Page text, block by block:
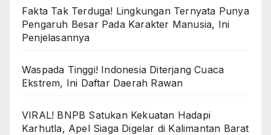
Fakta Tak Terduga! Lingkungan Ternyata Punya
Pengaruh Besar Pada Karakter Manusia, Ini
Penjelasannya
Waspada Tinggi! Indonesia Diterjang Cuaca
Ekstrem, Ini Daftar Daerah Rawan
VIRAL! BNPB Satukan Kekuatan Hadapi
Karhutla, Apel Siaga Digelar di Kalimantan Barat